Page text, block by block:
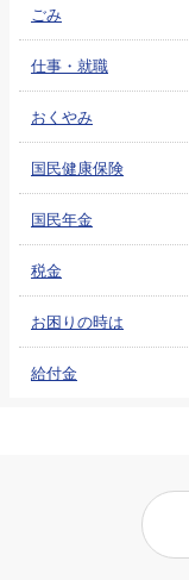
ごみ
仕事・就職
おくやみ
国民健康保険
国民年金
税金
お困りの時は
給付金